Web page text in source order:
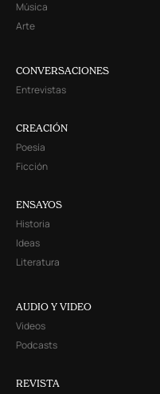
Música
Arte
CONVERSACIONES
Entrevistas
CREACIÓN
Poesía
Ficción
ENSAYOS
Historia
Ideas
Literatura
AUDIO Y VIDEO
Videos
Podcasts
REVISTA